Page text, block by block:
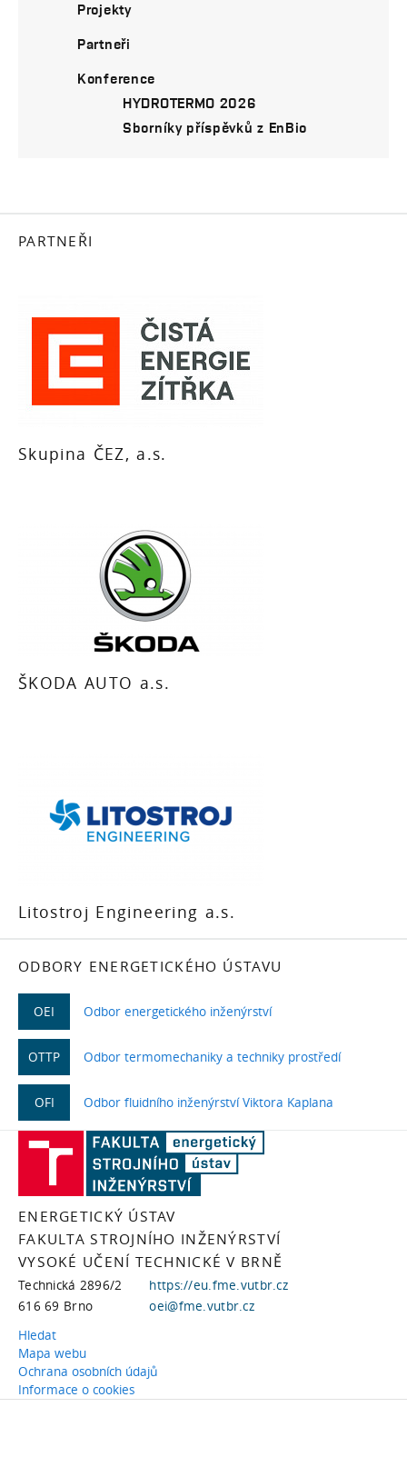
Projekty
Partneři
Konference
HYDROTERMO 2026
Sborníky příspěvků z EnBio
PARTNEŘI
Skupina ČEZ, a.s.
ŠKODA AUTO a.s.
Litostroj Engineering a.s.
ODBORY ENERGETICKÉHO ÚSTAVU
OEI Odbor energetického inženýrství
OTTP Odbor termomechaniky a techniky prostředí
OFI Odbor fluidního inženýrství Viktora Kaplana
ENERGETICKÝ ÚSTAV
FAKULTA STROJNÍHO INŽENÝRSTVÍ
VYSOKÉ UČENÍ TECHNICKÉ V BRNĚ
Technická 2896/2
616 69 Brno
https://eu.fme.vutbr.cz
oei@fme.vutbr.cz
Hledat
Mapa webu
Ochrana osobních údajů
Informace o cookies